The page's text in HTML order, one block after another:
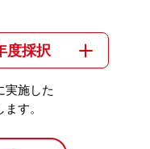
度採択
実施した
す。